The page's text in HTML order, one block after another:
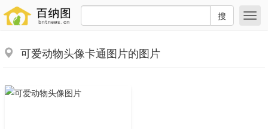
搜
可爱动物头像卡通图片的图片